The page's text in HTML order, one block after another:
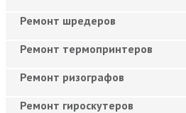
Ремонт шредеров
Ремонт термопринтеров
Ремонт ризографов
Ремонт гироскутеров